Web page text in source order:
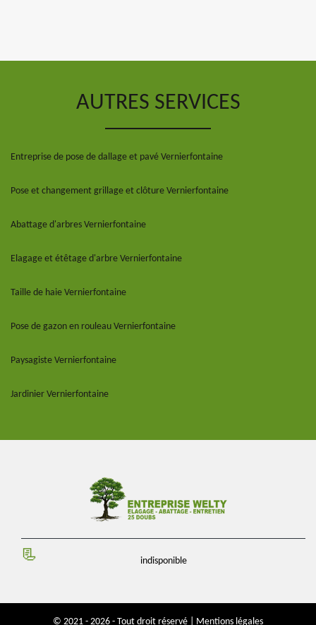
AUTRES SERVICES
Entreprise de pose de dallage et pavé Vernierfontaine
Pose et changement grillage et clôture Vernierfontaine
Abattage d'arbres Vernierfontaine
Elagage et étêtage d'arbre Vernierfontaine
Taille de haie Vernierfontaine
Pose de gazon en rouleau Vernierfontaine
Paysagiste Vernierfontaine
Jardinier Vernierfontaine
indisponible
© 2021 - 2026 - Tout droit réservé | Mentions légales